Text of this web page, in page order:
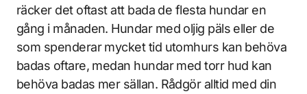
räcker det oftast att bada de flesta hundar en
gång i månaden. Hundar med oljig päls eller de
som spenderar mycket tid utomhurs kan behöva
badas oftare, medan hundar med torr hud kan
behöva badas mer sällan. Rådgör alltid med din